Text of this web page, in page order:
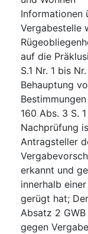
Informationen
Vergabestelle
auf die
S.1 Nr. 1 bis
Behauptung
160 Abs. 3 S.
Nachprüfung
Antragsteller
erkannt und
innerhalb
gerügt hat;
Absatz 2
gegen